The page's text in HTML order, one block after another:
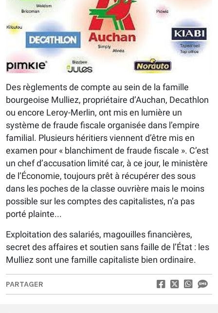
Des règlements de compte au sein de la famille
bourgeoise Mulliez, propriétaire d’Auchan, Decathlon
ou encore Leroy-Merlin, ont mis en lumière un
système de fraude fiscale organisée dans l’empire
familial. Plusieurs héritiers viennent d’être mis en
examen pour « blanchiment de fraude fiscale ». C’est
un chef d’accusation limité car, à ce jour, le ministère
de l’Économie, toujours prêt à récupérer des sous
dans les poches de la classe ouvrière mais le moins
possible sur les comptes des capitalistes, n’a pas
porté plainte...
Exploitation des salariés, magouilles financières,
secret des affaires et soutien sans faille de l’État : les
Mulliez sont une famille capitaliste bien ordinaire.
PARTAGER